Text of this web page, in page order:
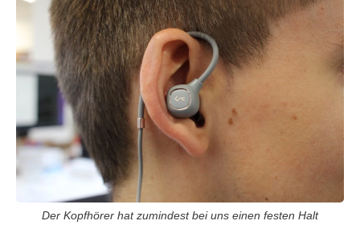
Der Kopfhörer hat zumindest bei uns einen festen Halt